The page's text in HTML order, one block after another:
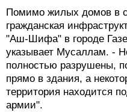
Помимо жилых домов в
гражданская
"Аш-Шифа" в городе
указывает Мусаллам. -
полностью разрушены,
прямо в здания, а
территория находится
армии".